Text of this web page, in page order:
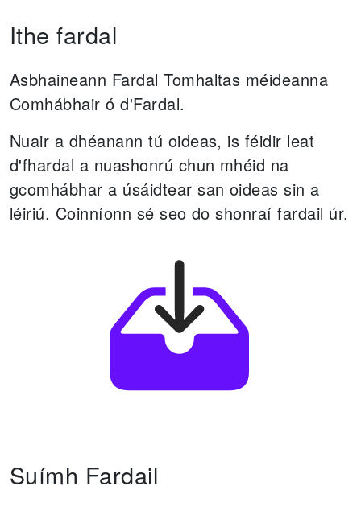
Ithe fardal
Asbhaineann Fardal Tomhaltas méideanna
Comhábhair ó d'Fardal.
Nuair a dhéanann tú oideas, is féidir leat
d'fhardal a nuashonrú chun mhéid na
gcomhábhar a úsáidtear san oideas sin a
léiriú. Coinníonn sé seo do shonraí fardail úr.
Suímh Fardail